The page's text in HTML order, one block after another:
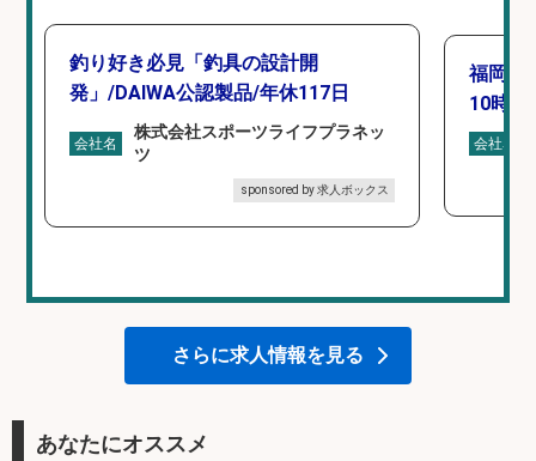
釣り好き必見「釣具の設計開
発」/DAIWA公認製品/年休117日
会社名
株式会社スポーツライフプラネッ
ツ
sponsored by 求人ボックス
福岡「
10時間
会社名
さらに求人情報を見る
あなたにオススメ